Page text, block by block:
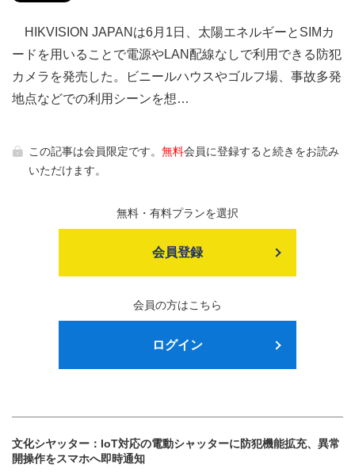
HIKVISION JAPANは6月1日、太陽エネルギーとSIMカ
ードを用いることで電源やLAN配線なしで利用できる防犯
カメラを発売した。ビニールハウスやゴルフ場、事故多発
地点などでの利用シーンを想…
この記事は会員限定です。 無料会員に登録すると続きをお読み
いただけます。
無料・有料プランを選択
会員登録
会員の方はこちら
ログイン
文化シヤッター：IoT対応の電動シャッターに防犯機能拡充、異常
開操作をスマホへ即時通知